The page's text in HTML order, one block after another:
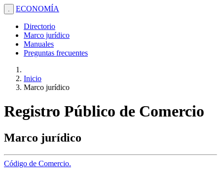
. ECONOMÍA
Directorio
Marco jurídico
Manuales
Preguntas frecuentes
Inicio
Marco jurídico
Registro Público de Comercio
Marco jurídico
Código de Comercio.